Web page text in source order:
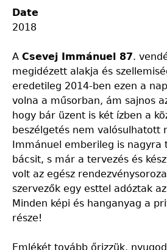
Date
2018
A Csevej Immánuel 87.
megidézett alakja és
eredetileg 2014-ben ezen a
volna a műsorban, ám sajnos
hogy bár üzent is két ízben a
beszélgetés nem valósulhatott
Immánuel emberileg is nagyra
bácsit, s már a tervezés és
volt az egész
szervezők egy esttel adóztak
Minden képi és hanganyag a
része!
Emlékét tovább őrizzük,